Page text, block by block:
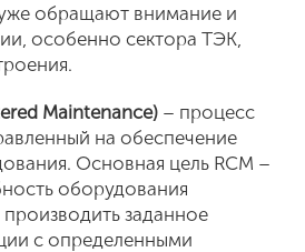
обращают внимание и
особенно сектора ТЭК,
Maintenance) – процесс
на обеспечение
Основная цель RCM –
оборудования
заданное
с определенными